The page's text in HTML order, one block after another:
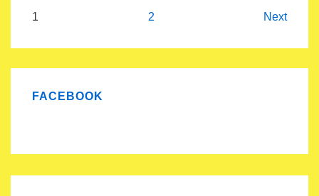
Zauber
Beitragsnavigation
1 2 Next
FACEBOOK